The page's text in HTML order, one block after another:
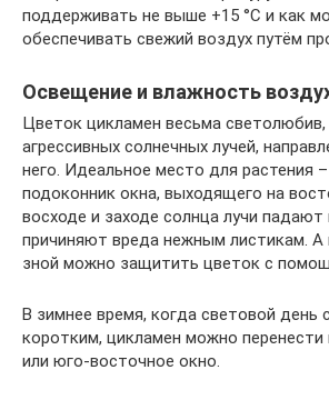
поддерживать не выше +15 °С и как
обеспечивать свежий воздух путём
Освещение и влажность
Цветок цикламен весьма светолюбив,
агрессивных солнечных лучей,
него. Идеальное место для растения
подоконник окна, выходящего на
восходе и заходе солнца лучи падают
причиняют вреда нежным листикам. А
зной можно защитить цветок с
В зимнее время, когда световой день
коротким, цикламен можно
или юго-восточное окно.